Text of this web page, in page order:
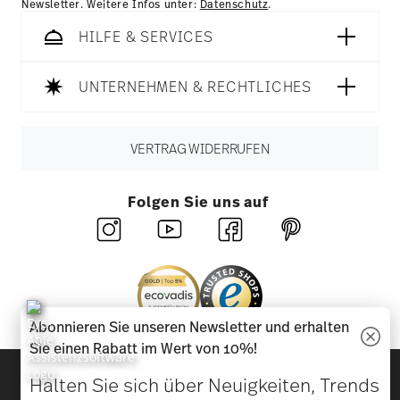
Newsletter. Weitere Infos unter: Datenschutz.
HILFE & SERVICES
UNTERNEHMEN & RECHTLICHES
VERTRAG WIDERRUFEN
Folgen Sie uns auf
Entdecken Sie unsere Marken
Design & Funktionalität für Ihr Zuhause
Abonnieren Sie unseren Newsletter und erhalten
Sie einen Rabatt im Wert von 10%!
Halten Sie sich über Neuigkeiten, Trends